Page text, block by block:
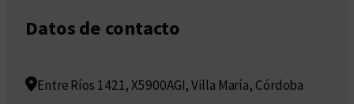
Datos de contacto
Entre Ríos 1421, X5900AGI, Villa María, Córdoba